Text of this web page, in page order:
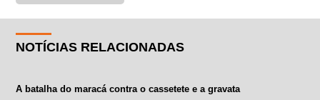
NOTÍCIAS RELACIONADAS
A batalha do maracá contra o cassetete e a gravata